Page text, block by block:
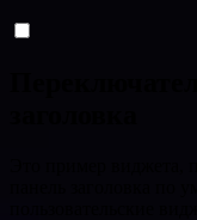
панель заголовка